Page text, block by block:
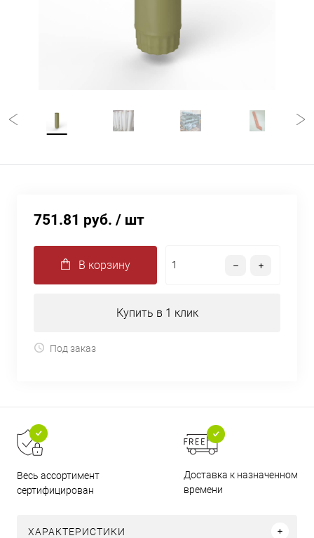
751.81 руб. / шт
В корзину
Купить в 1 клик
Под заказ
Весь ассортимент
сертифицирован
Доставка к назначенному
времени
ХАРАКТЕРИСТИКИ